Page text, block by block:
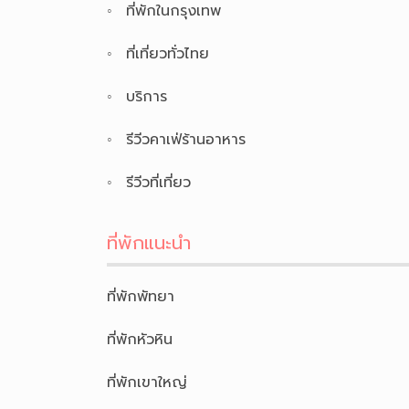
ที่พักในกรุงเทพ
ที่เที่ยวทั่วไทย
บริการ
รีวีวคาเฟ่ร้านอาหาร
รีวีวที่เที่ยว
ที่พักแนะนำ
ที่พักพัทยา
ที่พักหัวหิน
ที่พักเขาใหญ่